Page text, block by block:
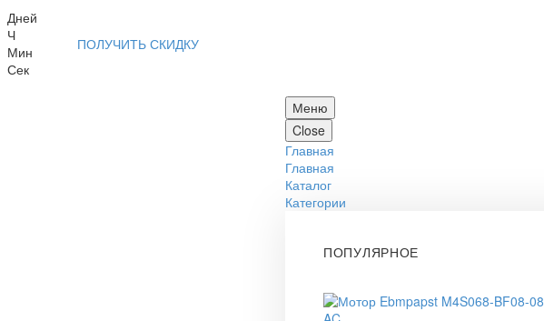
Дней
Ч
Мин
Сек
ПОЛУЧИТЬ СКИДКУ
Меню
Close
Главная
Главная
Каталог
Категории
ПОПУЛЯРНОЕ